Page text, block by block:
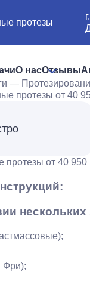
О насОтзывы
—
от 40 950
Фри);